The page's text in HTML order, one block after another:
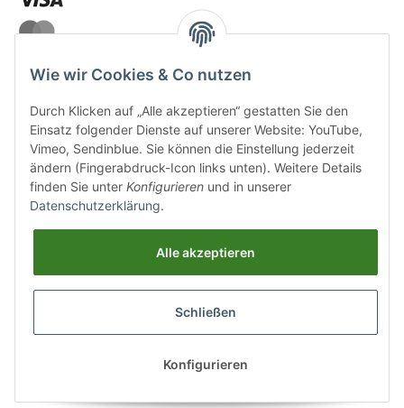
VERSANDARTEN
Sichere Zahlung
Wie wir Cookies & Co nutzen
Durch Klicken auf „Alle akzeptieren“ gestatten Sie den
Einsatz folgender Dienste auf unserer Website: YouTube,
Vimeo, Sendinblue. Sie können die Einstellung jederzeit
ändern (Fingerabdruck-Icon links unten). Weitere Details
finden Sie unter Konfigurieren und in unserer
Datenschutzerklärung.
Alle akzeptieren
Schließen
Konfigurieren